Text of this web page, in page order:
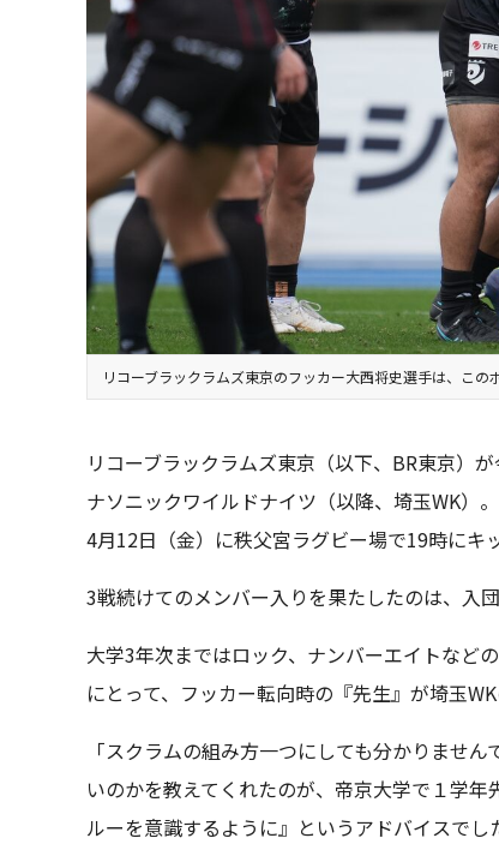
リコーブラックラムズ東京のフッカー大西将史選手は、こ
リコーブラックラムズ東京（以下、BR東京）
ナソニックワイルドナイツ（以降、埼玉WK）
4月12日（金）に秩父宮ラグビー場で19時にキ
3戦続けてのメンバー入りを果たしたのは、入
大学3年次まではロック、ナンバーエイトなど
にとって、フッカー転向時の『先生』が埼玉WK
「スクラムの組み方一つにしても分かりませ
いのかを教えてくれたのが、帝京大学で１学
ルーを意識するように』というアドバイスでし